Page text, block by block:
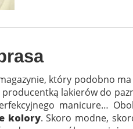
który podobno
lakierów do
manicure…
kolory. Skoro modne,